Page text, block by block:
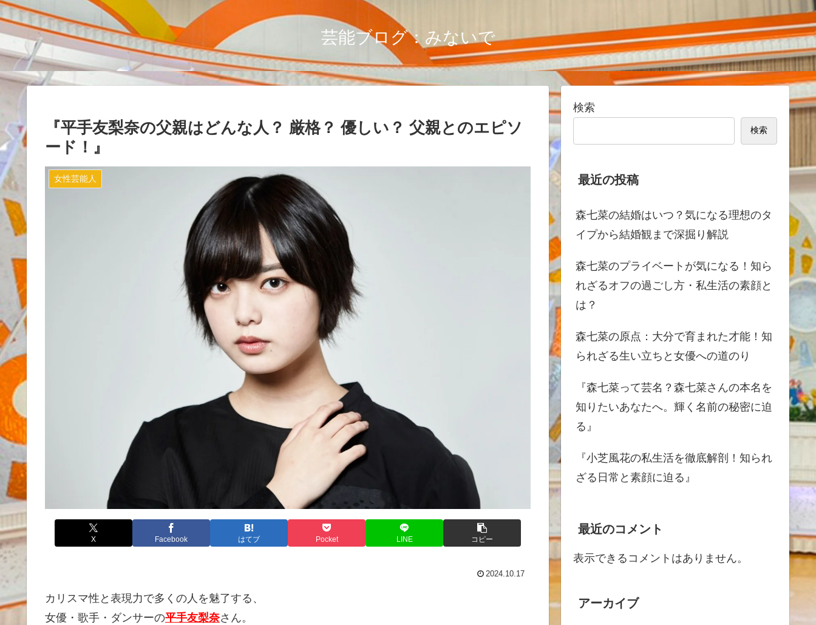
芸能ブログ：みないで
『平手友梨奈の父親はどんな人？ 厳格？ 優しい？ 父親とのエピソ
ード！』
女性芸能人
X Facebook はてブ Pocket LINE コピー
2024.10.17
カリスマ性と表現力で多くの人を魅了する、
女優・歌手・ダンサーの平手友梨奈さん。
検索
検索
最近の投稿
森七菜の結婚はいつ？気になる理想のタ
イプから結婚観まで深掘り解説
森七菜のプライベートが気になる！知ら
れざるオフの過ごし方・私生活の素顔と
は？
森七菜の原点：大分で育まれた才能！知
られざる生い立ちと女優への道のり
『森七菜って芸名？森七菜さんの本名を
知りたいあなたへ。輝く名前の秘密に迫
る』
『小芝風花の私生活を徹底解剖！知られ
ざる日常と素顔に迫る』
最近のコメント
表示できるコメントはありません。
アーカイブ